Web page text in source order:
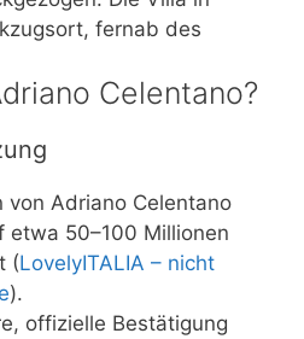
fernab des
Celentano?
von Adriano Celentano
etwa 50–100 Millionen
(LovelyITALIA – nicht
).
offizielle Bestätigung